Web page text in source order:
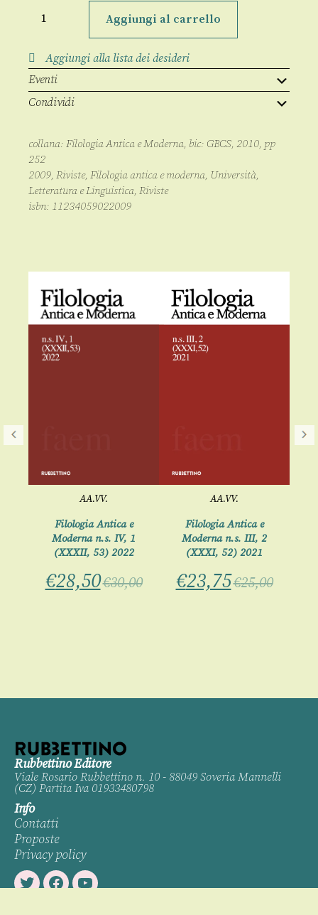
Antica
XIX,
36/2009
quantità
Aggiungi al carrello
Aggiungi alla lista dei desideri
Eventi
Condividi
collana: Filologia Antica e Moderna, bic: GBCS, 2010, pp
252
2009, Riviste, Filologia antica e moderna, Università,
Letteratura e Linguistica, Riviste
isbn: 11234059022009
AA.VV.
Filologia Antica e
Moderna n.s. IV, 1
(XXXII, 53) 2022
€28,50€30,00
AA.VV.
Filologia Antica e
Moderna n.s. III, 2
(XXXI, 52) 2021
€23,75€25,00
Rubbettino Editore
Viale Rosario Rubbettino n. 10 - 88049 Soveria Mannelli
(CZ) Partita Iva 01933480798
Info
Contatti
Proposte
Privacy policy
TwitterFacebookYoutube